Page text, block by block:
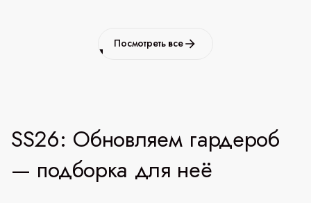
Посмотреть все
SS26: Обновляем гардероб
— подборка для неё